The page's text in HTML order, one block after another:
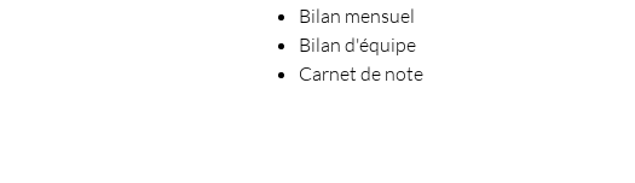
Bilan mensuel
Bilan d'équipe
Carnet de note